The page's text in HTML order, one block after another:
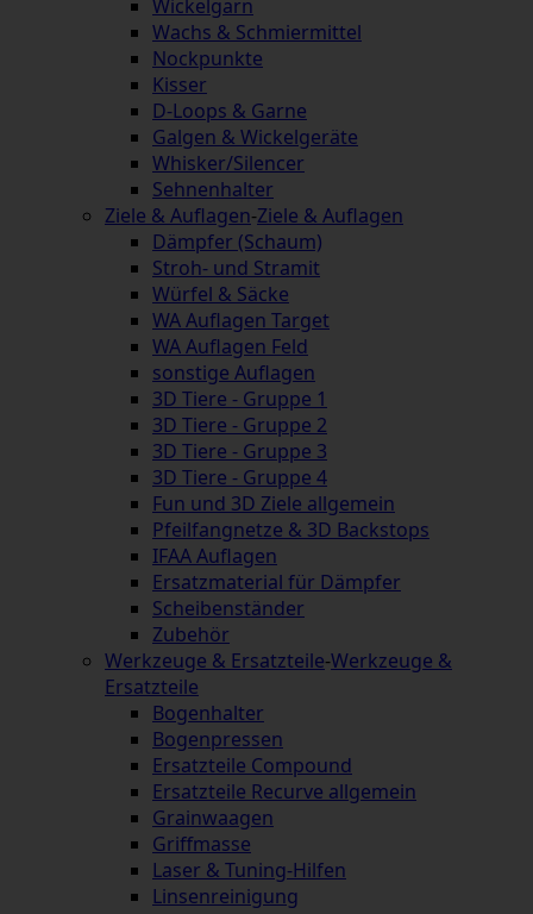
Wickelgarn
Wachs & Schmiermittel
Nockpunkte
Kisser
D-Loops & Garne
Galgen & Wickelgeräte
Whisker/Silencer
Sehnenhalter
Ziele & Auflagen-Ziele & Auflagen
Dämpfer (Schaum)
Stroh- und Stramit
Würfel & Säcke
WA Auflagen Target
WA Auflagen Feld
sonstige Auflagen
3D Tiere - Gruppe 1
3D Tiere - Gruppe 2
3D Tiere - Gruppe 3
3D Tiere - Gruppe 4
Fun und 3D Ziele allgemein
Pfeilfangnetze & 3D Backstops
IFAA Auflagen
Ersatzmaterial für Dämpfer
Scheibenständer
Zubehör
Werkzeuge & Ersatzteile-Werkzeuge &
Ersatzteile
Bogenhalter
Bogenpressen
Ersatzteile Compound
Ersatzteile Recurve allgemein
Grainwaagen
Griffmasse
Laser & Tuning-Hilfen
Linsenreinigung